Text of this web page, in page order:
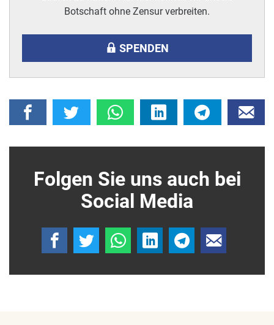
Botschaft ohne Zensur verbreiten.
SPENDEN
Folgen Sie uns auch bei
Social Media